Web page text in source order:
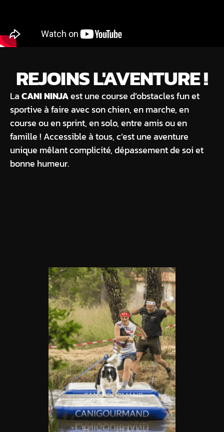
REJOINS L'AVENTURE !
LaCANI NINJAest une course d’obstacles fun et
sportive à faire avec son chien, en marche, en
course ou en sprint, en solo, entre amis ou en
famille ! Accessible à tous, c’est une aventure
unique mêlant complicité, dépassement de soi et
bonne humeur.